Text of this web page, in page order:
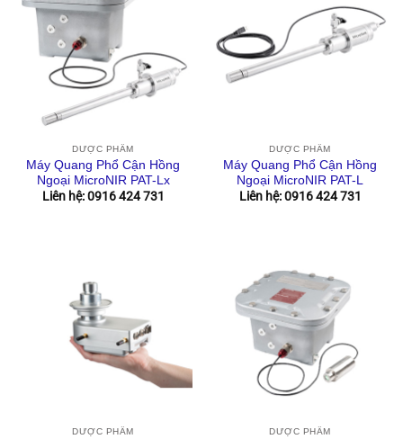
DƯỢC PHẨM
Máy Quang Phổ Cận Hồng
Ngoại MicroNIR PAT-Lx
Liên hệ: 0916 424 731
DƯỢC PHẨM
Máy Quang Phổ Cận Hồng
Ngoại MicroNIR PAT-L
Liên hệ: 0916 424 731
DƯỢC PHẨM DƯỢC PHẨM